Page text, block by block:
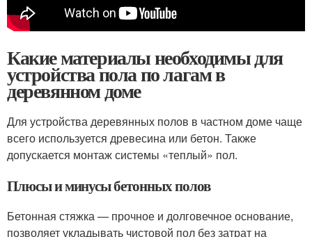
Какие материалы необходимы для
устройства пола по лагам в
деревянном доме
Для устройства деревянных полов в частном доме чаще
всего используется древесина или бетон. Также
допускается монтаж системы «теплый» пол.
Плюсы и минусы бетонных полов
Бетонная стяжка — прочное и долговечное основание,
позволяет укладывать чистовой пол без затрат на